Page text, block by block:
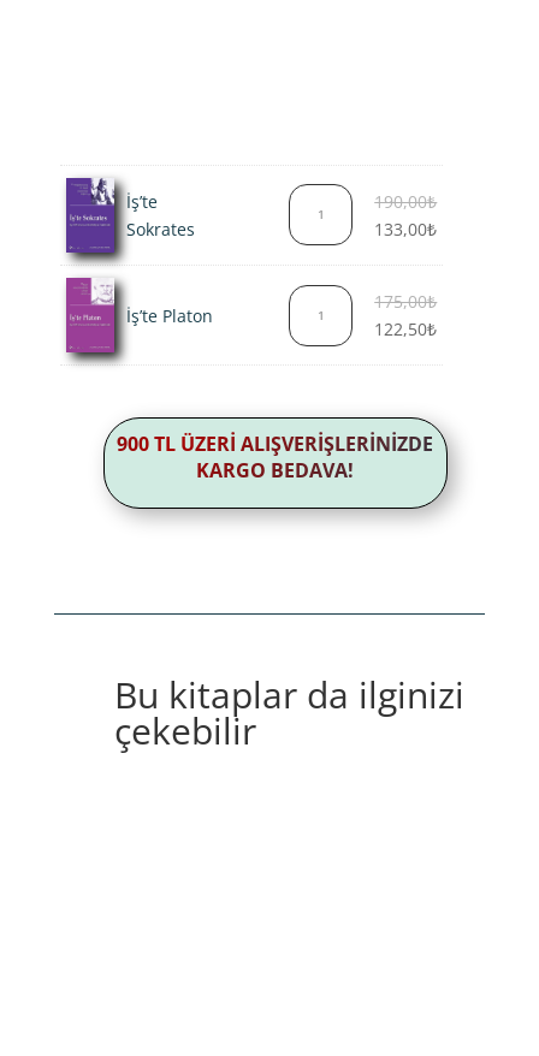
İş’te
Sokrates
190,00₺Orijinal
fiyat:
133,00₺Şu
133,00₺.
İş’te Platon
175,00₺Orijinal
fiyat:
122,50₺Şu
900 TL ÜZERİ ALIŞVERİŞLERİNİZDE
KARGO BEDAVA!
Bu kitaplar da ilginizi
çekebilir